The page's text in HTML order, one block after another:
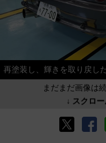
再塗装し、輝きを取り戻し
まだまだ画像は
↓ スクロ